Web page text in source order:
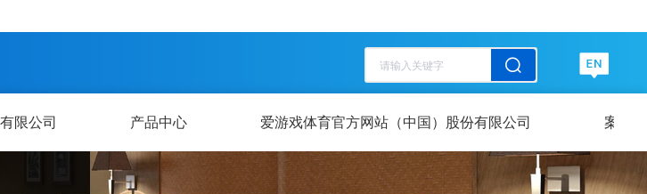
清空记录
历史记录
清空记录
限公司 产品中心 爱游戏体育官方网站（中国）股份有限公司 案例